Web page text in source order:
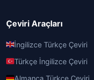
Çeviri Araçları
İngilizce Türkçe Çeviri
Türkçe İngilizce Çeviri
Almanca Türkçe Çeviri